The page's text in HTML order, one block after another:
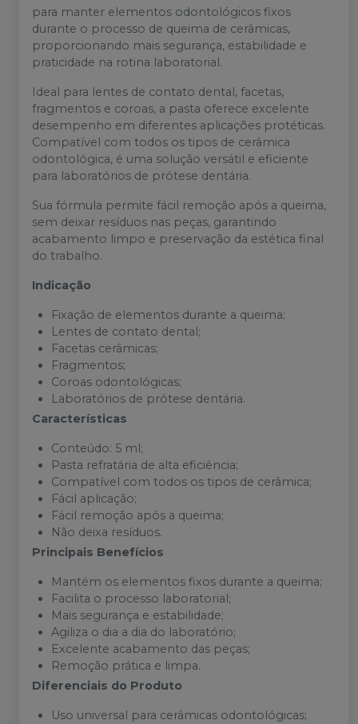
para manter elementos odontológicos fixos
durante o processo de queima de cerâmicas,
proporcionando mais segurança, estabilidade e
praticidade na rotina laboratorial.
Ideal para lentes de contato dental, facetas,
fragmentos e coroas, a pasta oferece excelente
desempenho em diferentes aplicações protéticas.
Compatível com todos os tipos de cerâmica
odontológica, é uma solução versátil e eficiente
para laboratórios de prótese dentária.
Sua fórmula permite fácil remoção após a queima,
sem deixar resíduos nas peças, garantindo
acabamento limpo e preservação da estética final
do trabalho.
Indicação
Fixação de elementos durante a queima;
Lentes de contato dental;
Facetas cerâmicas;
Fragmentos;
Coroas odontológicas;
Laboratórios de prótese dentária.
Características
Conteúdo: 5 ml;
Pasta refratária de alta eficiência;
Compatível com todos os tipos de cerâmica;
Fácil aplicação;
Fácil remoção após a queima;
Não deixa resíduos.
Principais Benefícios
Mantém os elementos fixos durante a queima;
Facilita o processo laboratorial;
Mais segurança e estabilidade;
Agiliza o dia a dia do laboratório;
Excelente acabamento das peças;
Remoção prática e limpa.
Diferenciais do Produto
Uso universal para cerâmicas odontológicas;